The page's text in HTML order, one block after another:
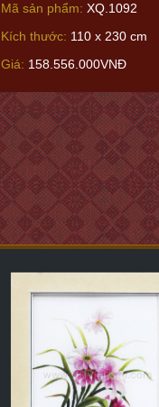
Mã sản phẩm: XQ.1092
Kích thước: 110 x 230 cm
Giá: 158.556.000VNĐ